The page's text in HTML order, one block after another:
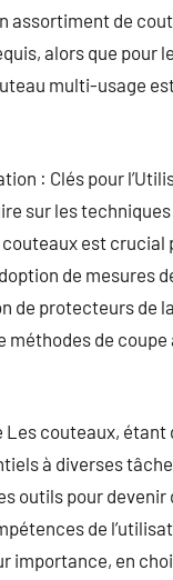
assortiment de
alors que pour
multi-usage
: Clés pour
sur les
est crucial
de mesures
de protecteurs de
méthodes de
Les couteaux,
à diverses
outils pour devenir
de
importance, en